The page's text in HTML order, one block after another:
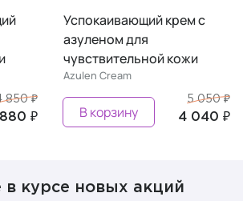
850 ₽
₽
Успокаивающий крем с
азуленом для
чувствительной кожи
Azulen Cream
5 050 ₽
4 040 ₽
В корзину
в курсе новых акций